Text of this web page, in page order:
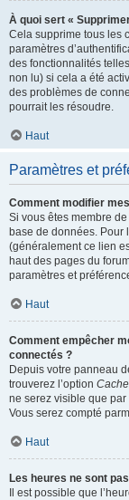
À quoi sert «
Cela supprime tous les
paramètres
des fonctionnalités
non lu) si cela a été
des problèmes de
pourrait les résoudre.
Haut
Paramètres et
Comment modifier
Si vous êtes membre
base de données. Pour
(généralement ce lien
haut des pages du
paramètres et
Haut
Comment empêcher
connectés ?
Depuis votre panneau
trouverez l’option
ne serez visible que
Vous serez compté
Haut
Les heures ne sont
Il est possible que